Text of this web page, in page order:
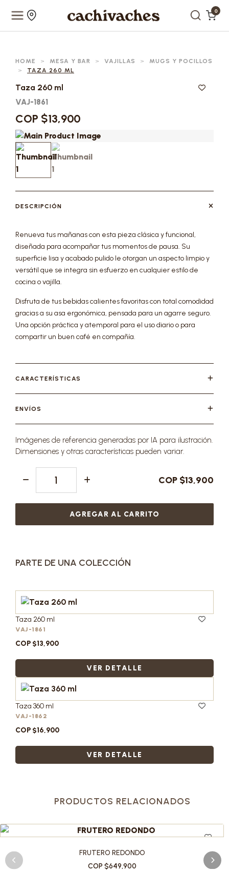
0
HOME > MESA Y BAR > VAJILLAS >
MUGS Y POCILLOS
>
TAZA 260 ML
Taza 260 ml
VAJ-1861
COP $13,900
DESCRIPCIÓN
Renueva tus mañanas con esta pieza clásica y funcional,
diseñada para acompañar tus momentos de pausa. Su
superficie lisa y acabado pulido le otorgan un aspecto limpio y
versátil que se integra sin esfuerzo en cualquier estilo de
cocina o vajilla.
Disfruta de tus bebidas calientes favoritas con total comodidad
gracias a su asa ergonómica, pensada para un agarre seguro.
Una opción práctica y atemporal para el uso diario o para
compartir un buen café en compañía.
CARACTERÍSTICAS
ENVÍOS
Imágenes de referencia generadas por IA para ilustración.
Dimensiones y otras características pueden variar.
COP $13,900
AGREGAR AL CARRITO
PARTE DE UNA COLECCIÓN
Taza 260 ml
VAJ-1861
COP $13,900
VER DETALLE
Taza 360 ml
VAJ-1862
COP $16,900
VER DETALLE
PRODUCTOS RELACIONADOS
FRUTERO REDONDO
COP $649,900